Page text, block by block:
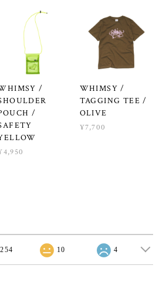
/
/
WHIMSY /
TAGGING TEE /
OLIVE
¥7,700
254 10 4